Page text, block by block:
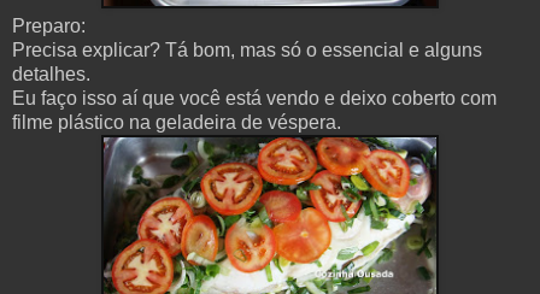
Preparo:
Precisa explicar? Tá bom, mas só o essencial e alguns
detalhes.
Eu faço isso aí que você está vendo e deixo coberto com
filme plástico na geladeira de véspera.